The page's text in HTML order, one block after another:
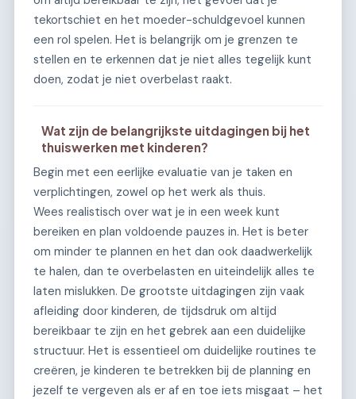
tekortschiet en het moeder-schuldgevoel kunnen
een rol spelen. Het is belangrijk om je grenzen te
stellen en te erkennen dat je niet alles tegelijk kunt
doen, zodat je niet overbelast raakt.
Wat zijn de belangrijkste uitdagingen bij het
thuiswerken met kinderen?
Begin met een eerlijke evaluatie van je taken en
verplichtingen, zowel op het werk als thuis.
Wees realistisch over wat je in een week kunt
bereiken en plan voldoende pauzes in. Het is beter
om minder te plannen en het dan ook daadwerkelijk
te halen, dan te overbelasten en uiteindelijk alles te
laten mislukken. De grootste uitdagingen zijn vaak
afleiding door kinderen, de tijdsdruk om altijd
bereikbaar te zijn en het gebrek aan een duidelijke
structuur. Het is essentieel om duidelijke routines te
creëren, je kinderen te betrekken bij de planning en
jezelf te vergeven als er af en toe iets misgaat – het